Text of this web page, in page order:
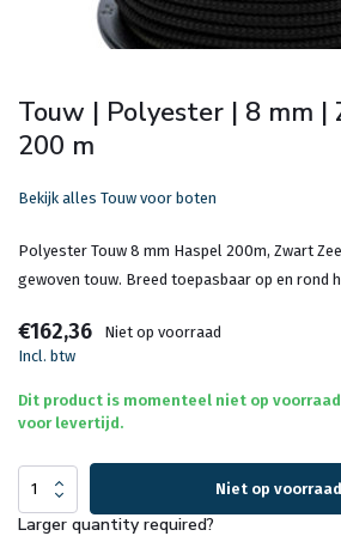
Touw | Polyester | 8 mm
200 m
Bekijk alles Touw voor boten
Polyester Touw 8 mm Haspel 200m, Zwart
gewoven touw. Breed toepasbaar op en rond
€162,36
Niet op voorraad
Incl. btw
Dit product is momenteel niet op voorraad.
voor levertijd.
Niet op voorraad
Larger quantity required?